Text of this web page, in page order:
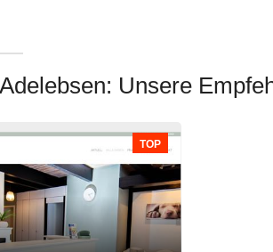
Unsere
TOP